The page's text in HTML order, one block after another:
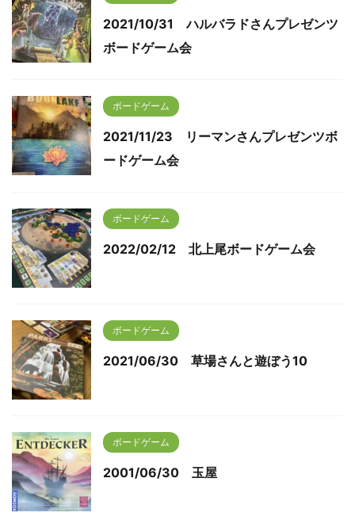
2021/10/31 ハルバラドさんプレゼンツ
ボードゲーム会
ボードゲーム
2021/11/23 リーマンさんプレゼンツボ
ードゲーム会
ボードゲーム
2022/02/12 北上尾ボードゲーム会
ボードゲーム
2021/06/30 草場さんと遊ぼう10
ボードゲーム
2001/06/30 玉屋